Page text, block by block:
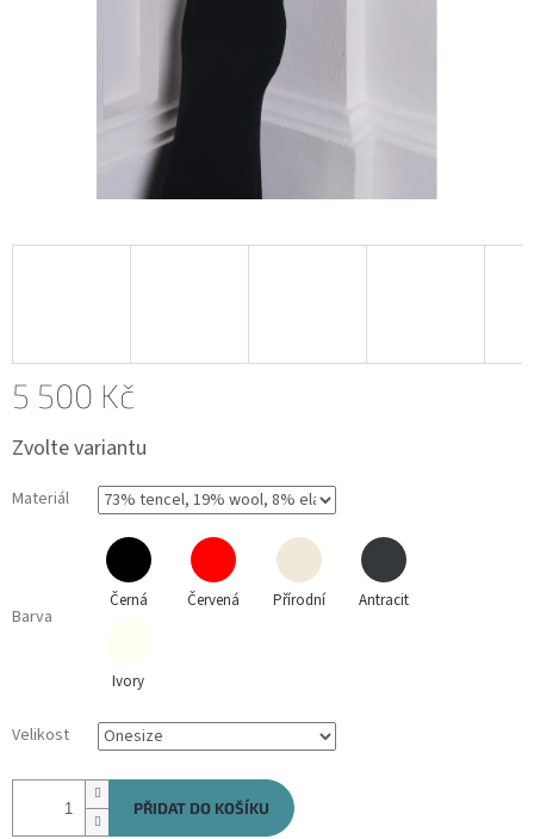
5 500 Kč
cena:
Zvolte variantu
Materiál
Barva
Černá Červená Přírodní Antracit
Ivory
Velikost
PŘIDAT DO KOŠÍKU